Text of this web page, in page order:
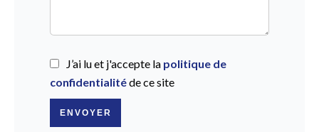
J’ai lu et j'accepte la politique de
confidentialitéde ce site
ENVOYER